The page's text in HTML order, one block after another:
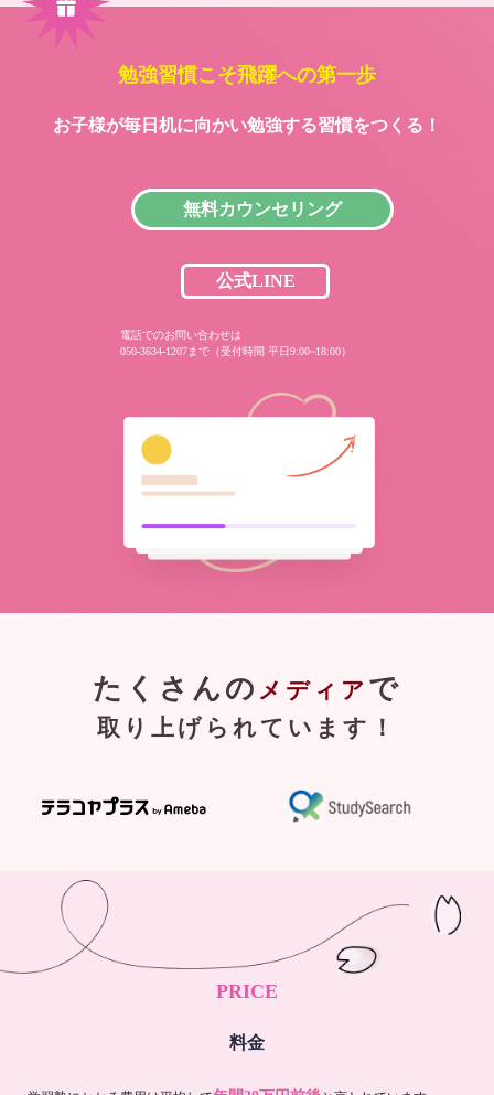
勉強習慣こそ飛躍への第一歩
お子様が毎日机に向かい勉強する習慣をつくる！
無料カウンセリング
公式LINE
電話でのお問い合わせは
050-3634-1207まで（受付時間 平日9:00~18:00）
たくさんの メディア で
取り上げられています！
PRICE
料金